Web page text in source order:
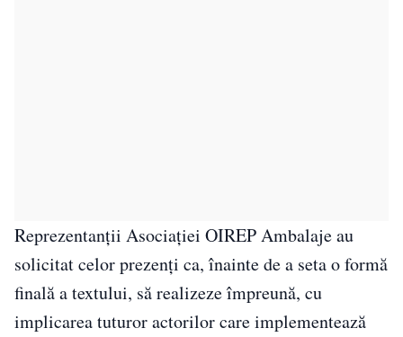
Reprezentanții Asociației OIREP Ambalaje au
solicitat celor prezenți ca, înainte de a seta o formă
finală a textului, să realizeze împreună, cu
implicarea tuturor actorilor care implementează